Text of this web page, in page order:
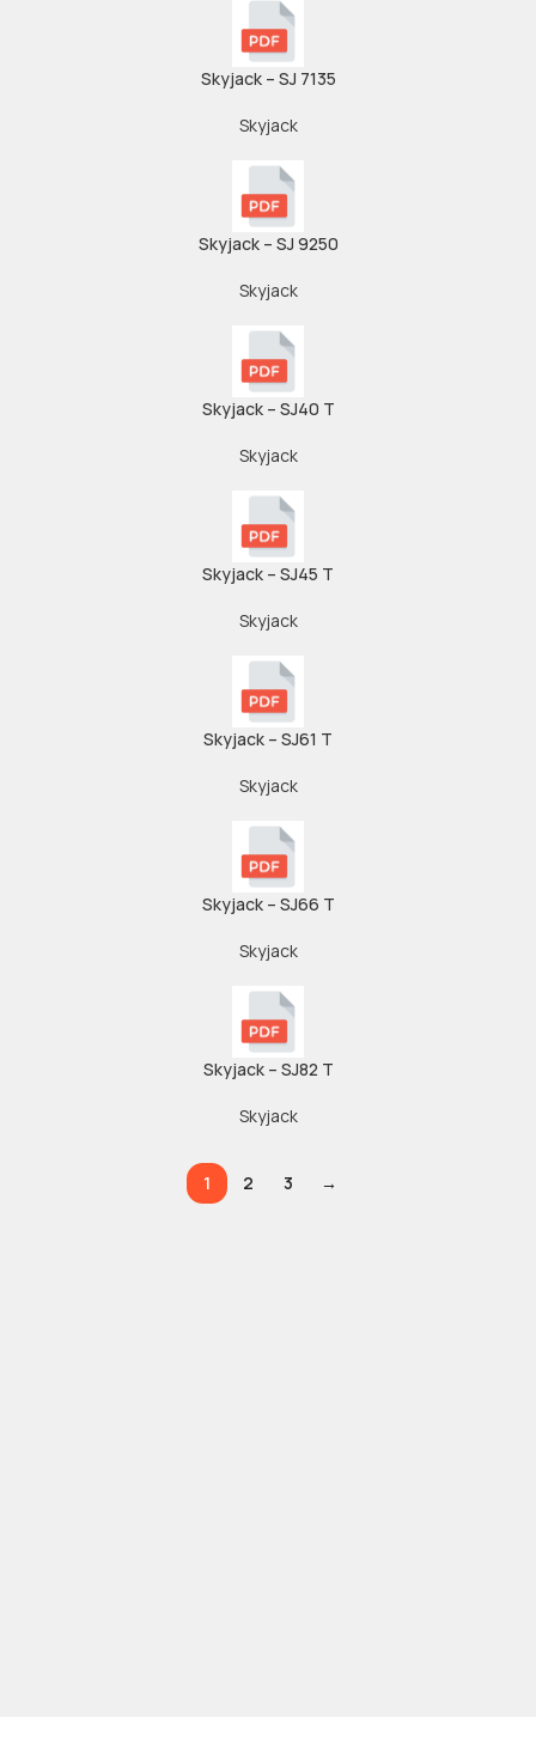
Skyjack – SJ 7135
Skyjack
Skyjack – SJ 9250
Skyjack
Skyjack – SJ40 T
Skyjack
Skyjack – SJ45 T
Skyjack
Skyjack – SJ61 T
Skyjack
Skyjack – SJ66 T
Skyjack
Skyjack – SJ82 T
Skyjack
1 2 3 →